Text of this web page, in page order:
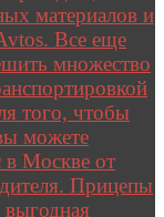
материалов и
Все еще
множество
того, чтобы
можете
в Москве от
Прицепы